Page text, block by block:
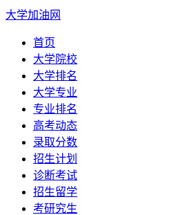
大学加油网
首页
大学院校
大学排名
大学专业
专业排名
高考动态
录取分数
招生计划
诊断考试
招生留学
考研究生